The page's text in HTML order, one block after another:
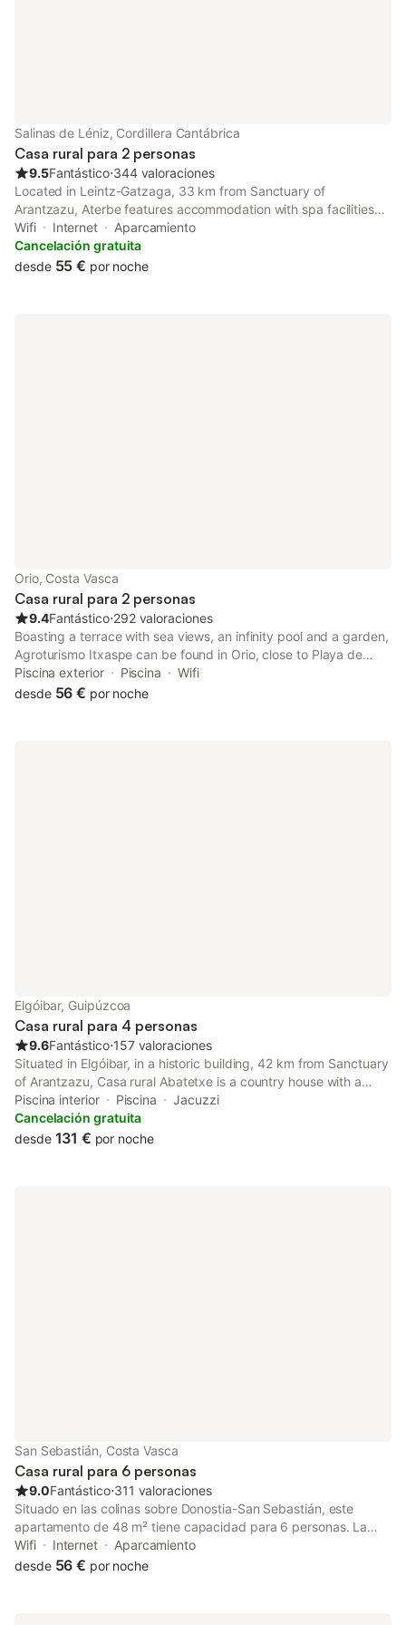
Salinas de Léniz, Cordillera Cantábrica
Casa rural para 2 personas
9.5Fantástico⋅344 valoraciones
Located in Leintz-Gatzaga, 33 km from Sanctuary of
Arantzazu, Aterbe features accommodation with spa facilities
and a steam room. This country house offers free private
parking and free shuttle service.
Wifi Internet
Aparcamiento
Cancelación gratuita
desde 55 € por noche
Orio, Costa Vasca
Casa rural para 2 personas
9.4Fantástico⋅292 valoraciones
Boasting a terrace with sea views, an infinity pool and a garden,
Agroturismo Itxaspe can be found in Orio, close to Playa de
Antilla and 16 km from La Concha Promenade. Guests staying at
this country house have access to a balcony.
Piscina exterior Piscina
Wifi
desde 56 € por noche
Elgóibar, Guipúzcoa
Casa rural para 4 personas
9.6Fantástico⋅157 valoraciones
Situated in Elgóibar, in a historic building, 42 km from Sanctuary
of Arantzazu, Casa rural Abatetxe is a country house with a
fitness centre and indoor pool. This property offers access to a
patio, a pool table, free private parking and free WiFi.
Piscina interior Piscina
Jacuzzi
Cancelación gratuita
desde 131 € por noche
San Sebastián, Costa Vasca
Casa rural para 6 personas
9.0Fantástico⋅311 valoraciones
Situado en las colinas sobre Donostia-San Sebastián, este
apartamento de 48 m² tiene capacidad para 6 personas. La
propiedad ofrece una distribución funcional para familias, con 2
dormitorios con camas dobles y un sofá cama en la zona de
Wifi Internet
Aparcamiento
desde 56 € por noche